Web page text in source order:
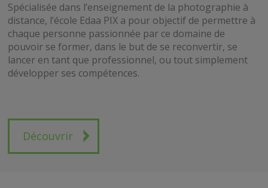
Spécialisée dans l’enseignement de la photographie à
distance, l’école Edaa PIX a pour objectif de permettre à
chaque personne passionnée par ce domaine de
pouvoir se former, dans le but de se reconvertir, se
lancer en tant que professionnel, ou tout simplement
développer ses compétences.
Découvrir